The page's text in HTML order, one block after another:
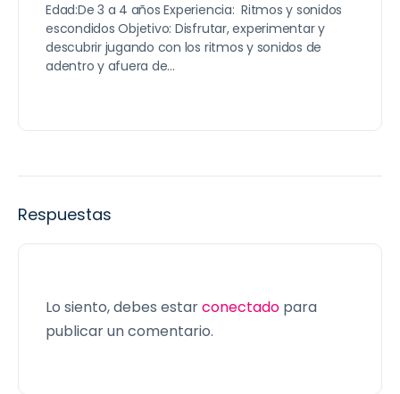
Edad:De 3 a 4 años Experiencia: Ritmos y sonidos
escondidos Objetivo: ​Disfrutar, experimentar y
descubrir jugando con los ritmos y sonidos de
adentro y afuera de…
Respuestas
Lo siento, debes estarconectado para
publicar un comentario.